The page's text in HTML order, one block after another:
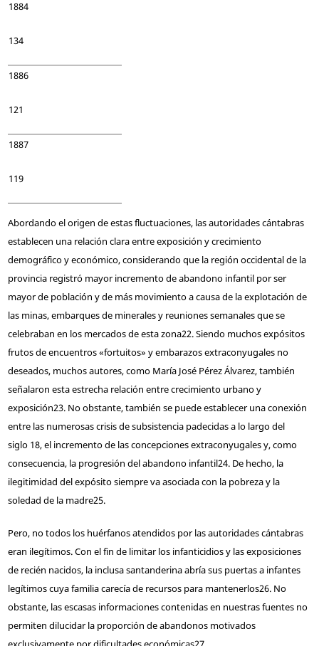
1884
134
1886
121
1887
119
Abordando el origen de estas fluctuaciones, las autoridades cántabras
establecen una relación clara entre exposición y crecimiento
demográfico y económico, considerando que la región occidental de la
provincia registró mayor incremento de abandono infantil por ser
mayor de población y de más movimiento a causa de la explotación de
las minas, embarques de minerales y reuniones semanales que se
celebraban en los mercados de esta zona22. Siendo muchos expósitos
frutos de encuentros «fortuitos» y embarazos extraconyugales no
deseados, muchos autores, como María José Pérez Álvarez, también
señalaron esta estrecha relación entre crecimiento urbano y
exposición23. No obstante, también se puede establecer una conexión
entre las numerosas crisis de subsistencia padecidas a lo largo del
siglo 18, el incremento de las concepciones extraconyugales y, como
consecuencia, la progresión del abandono infantil24. De hecho, la
ilegitimidad del expósito siempre va asociada con la pobreza y la
soledad de la madre25.
Pero, no todos los huérfanos atendidos por las autoridades cántabras
eran ilegítimos. Con el fin de limitar los infanticidios y las exposiciones
de recién nacidos, la inclusa santanderina abría sus puertas a infantes
legítimos cuya familia carecía de recursos para mantenerlos26. No
obstante, las escasas informaciones contenidas en nuestras fuentes no
permiten dilucidar la proporción de abandonos motivados